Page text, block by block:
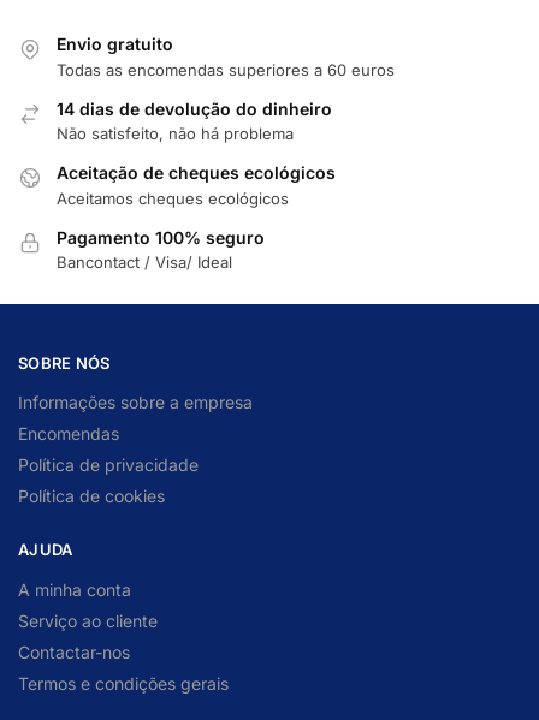
Envio gratuito
Todas as encomendas superiores a 60 euros
14 dias de devolução do dinheiro
Não satisfeito, não há problema
Aceitação de cheques ecológicos
Aceitamos cheques ecológicos
Pagamento 100% seguro
Bancontact / Visa/ Ideal
SOBRE NÓS
Informações sobre a empresa
Encomendas
Política de privacidade
Política de cookies
AJUDA
A minha conta
Serviço ao cliente
Contactar-nos
Termos e condições gerais